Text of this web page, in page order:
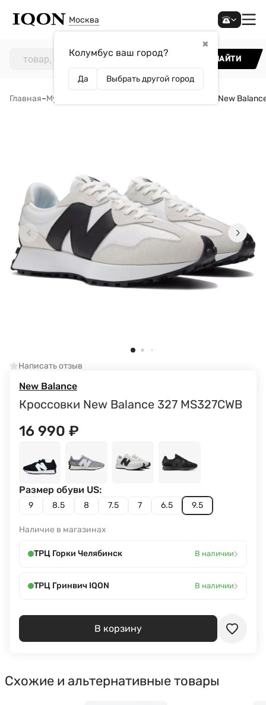
Москва
✖
Колумбус ваш город?
Да Выбрать другой город
НАЙТИ
Главная–Мужчинам Кроссовки New
Написать отзыв
New Balance
Кроссовки New Balance 327 MS327CWB
16 990 ₽
9 8.5 8 7.5 7 6.5 9.5
Размер обуви US:
Наличие в магазинах
ТРЦ Горки Челябинск В наличии›
ТРЦ Гринвич IQON В наличии›
В корзину
Схожие и альтернативные товары